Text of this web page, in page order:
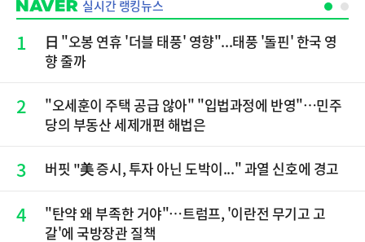
실시간 랭킹뉴스
1
日 "오봉 연휴 '더블 태풍' 영향"...태풍 '돌핀' 한국 영
향 줄까
2
"오세훈이 주택 공급 않아" "입법과정에 반영"…민주
당의 부동산 세제개편 해법은
3 버핏 "美 증시, 투자 아닌 도박이..." 과열 신호에 경고
4
"탄약 왜 부족한 거야"…트럼프, '이란전 무기고 고
갈'에 국방장관 질책